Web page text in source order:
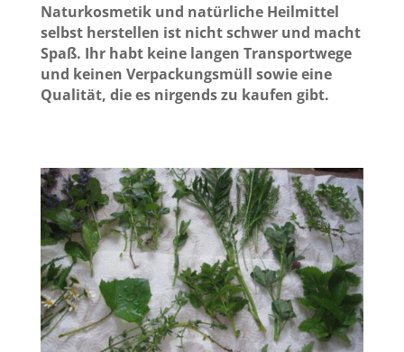
Naturkosmetik und natürliche Heilmittel
selbst herstellen ist nicht schwer und macht
Spaß. Ihr habt keine langen Transportwege
und keinen Verpackungsmüll sowie eine
Qualität, die es nirgends zu kaufen gibt.